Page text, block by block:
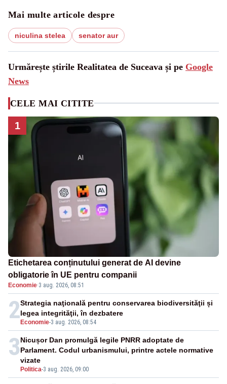
Mai multe articole despre
niculina stelea senator aur
Urmărește știrile Realitatea de Suceava și pe Google
News
CELE MAI CITITE
1
Etichetarea conținutului generat de AI devine
obligatorie în UE pentru companii
Economie·3 aug. 2026, 08:51
2 Economie-3 aug. 2026, 08:54
Strategia naţională pentru conservarea biodiversităţii și
legea integrităţii, în dezbatere
3
Politica-3 aug. 2026, 09:00
Nicușor Dan promulgă legile PNRR adoptate de
Parlament. Codul urbanismului, printre actele normative
vizate